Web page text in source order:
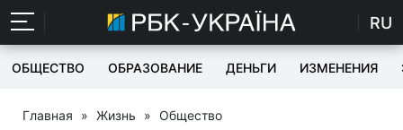
RU
ОБЩЕСТВО ОБРАЗОВАНИЕ ДЕНЬГИ ИЗМЕНЕНИЯ
Главная » Жизнь » Общество